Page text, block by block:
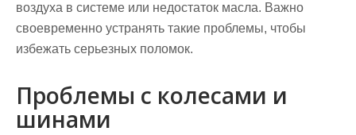
воздуха в системе или недостаток масла. Важно
своевременно устранять такие проблемы, чтобы
избежать серьезных поломок.
Проблемы с колесами и
шинами